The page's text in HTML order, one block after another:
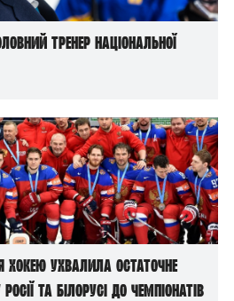
тренер національної
хокею ухвалила остаточне
та білорусі до чемпіонатів